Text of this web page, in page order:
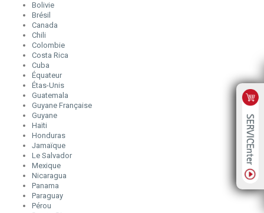
Bolivie
Brésil
Canada
Chili
Colombie
Costa Rica
Cuba
Équateur
Étas-Unis
Guatemala
Guyane Française
Guyane
Haïti
Honduras
Jamaïque
Le Salvador
Mexique
Nicaragua
Panama
Paraguay
Pérou